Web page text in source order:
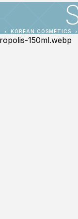
KOREAN COSMETICS